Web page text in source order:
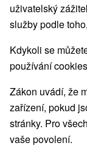
Obce a města
uživatelský
služby podle
Kdykoli se
používání
Zákon uvádí, že
zařízení, pokud
stránky. Pro
vaše povolení.